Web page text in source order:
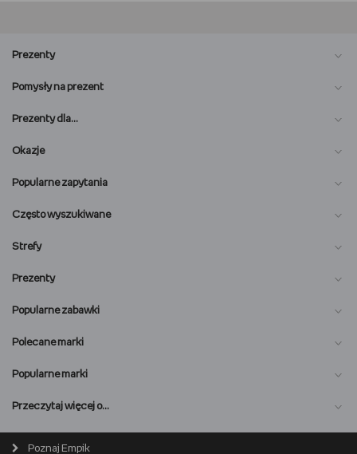
Prezenty
Pomysły na prezent
Prezenty dla…
Okazje
Popularne zapytania
Często wyszukiwane
Strefy
Prezenty
Popularne zabawki
Polecane marki
Popularne marki
Przeczytaj więcej o…
Poznaj Empik
O nas
Biuro prasowe